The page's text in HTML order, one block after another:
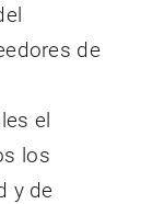
de
el
los
y de